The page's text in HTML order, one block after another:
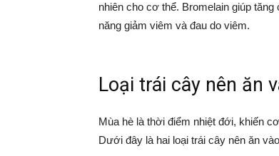
nhiên cho cơ thể. Bromelain giúp
năng giảm viêm và đau do viêm.
Loại trái cây nên ăn
Mùa hè là thời điểm nhiệt đới, khiến
Dưới đây là hai loại trái cây nên ăn